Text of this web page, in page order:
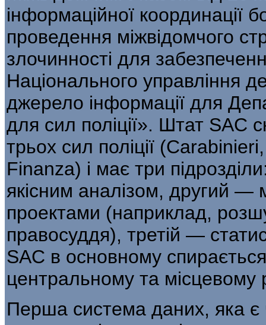
інформацій­ної координації
проведення міжвідом­чого
злочинності для
Національного управління
джерело інформації для
для сил поліції». Штат SAC
трьох сил поліції
Finanza) і має три
якісним аналізом, другий —
проектами (наприклад,
правосуддя), третій —
SAC в основному спирається
цен­тральному та місцевому
Перша система даних, яка є